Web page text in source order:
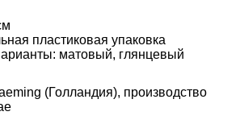
пластиковая упаковка
матовый, глянцевый
(Голландия), производство